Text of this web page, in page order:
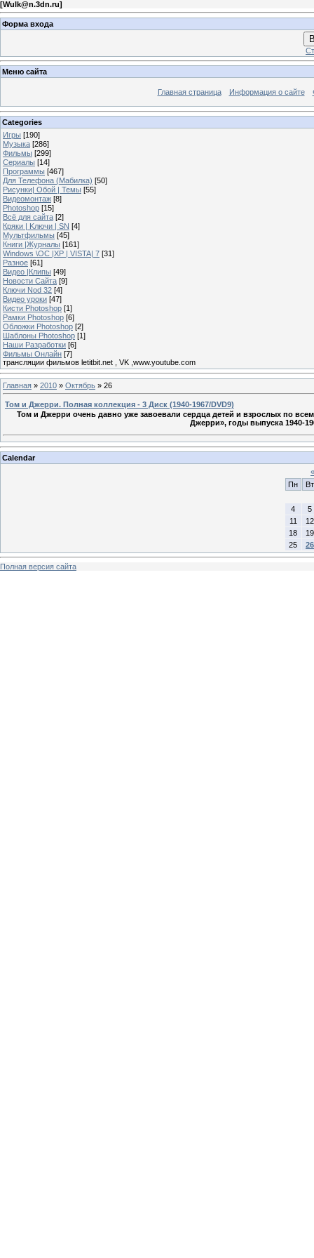
[Wulk@n.3dn.ru]
Форма входа
Меню сайта
Главная страница Информация о сайте
Categories
Игры [190]
Музыка [286]
Фильмы [299]
Сериалы [14]
Программы [467]
Для Телефона (Мабилка) [50]
Рисунки| Обой | Темы [55]
Видеомонтаж [8]
Photoshop [15]
Всё для сайта [2]
Кряки | Kлючи | SN [4]
Мультфильмы [45]
Книги |Журналы [161]
Windows \OC |XP | VISTA| 7 [31]
Разное [61]
Видео |Клипы [49]
Новости Сайта [9]
Ключи Nod 32 [4]
Видео уроки [47]
Кисти Photoshop [1]
Рамки Photoshop [6]
Обложки Photoshop [2]
Шаблоны Photoshop [1]
Наши Разработки [6]
Фильмы Онлайн [7]
трансляции фильмов letitbit.net , VK ,www.youtube.com
Главная » 2010 » Октябрь » 26
Том и Джерри. Полная коллекция - 3 Диск (1940-1967/DVD9)
Том и Джерри очень давно уже завоевали сердца детей и взрослых по
Джерри», годы выпуска 1940-
Calendar
«
Пн
Вт
4
5
11
12
18
19
25
26
Полная версия сайта